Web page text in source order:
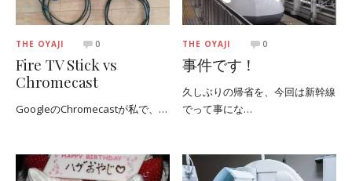
THE OYAJI 0
Fire TV Stick vs
Chromecast
GoogleのChromecastが私で、…
THE OYAJI 0
事件です！
久しぶりの帰省を、今回は新幹線
でって事にな…